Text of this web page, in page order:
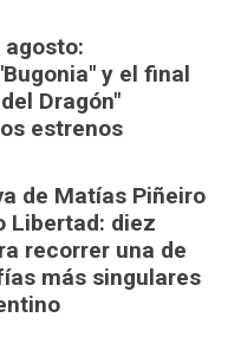
agosto:
y el final
Dragón"
estrenos
de Matías Piñeiro
Libertad: diez
recorrer una de
más singulares